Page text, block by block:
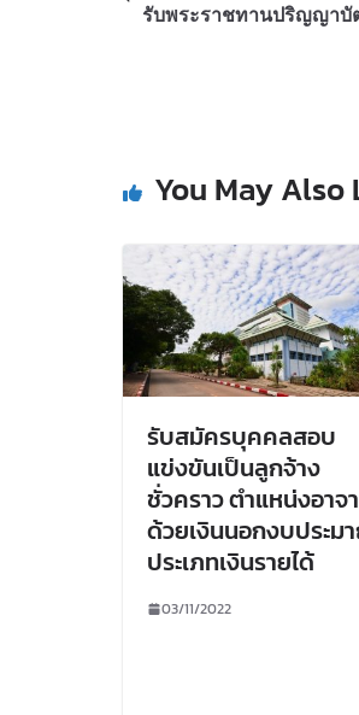
รับพระราชทานปริญญาบั
You May Also
รับสมัครบุคคลสอบ
แข่งขันเป็นลูกจ้าง
ชั่วคราว ตำแหน่งอาจ
ด้วยเงินนอกงบประม
ประเภทเงินรายได้
03/11/2022